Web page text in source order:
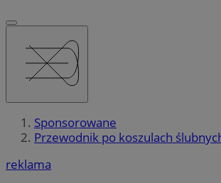
Sponsorowane
Przewodnik po koszulach
reklama